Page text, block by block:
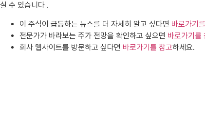
실 수 있습니다 .
이 주식이 급등하는 뉴스를 더 자세히 알고 싶다면 바로가기
전문가가 바라보는 주가 전망을 확인하고 싶으면 바로가기를
회사 웹사이트를 방문하고 싶다면 바로가기를 참고하세요.